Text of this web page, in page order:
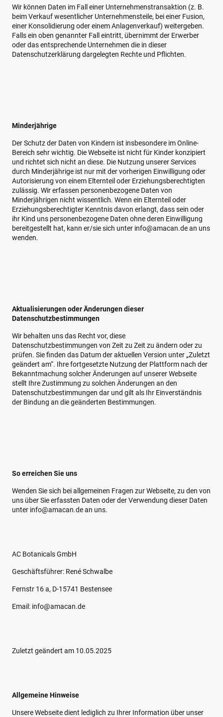
Wir können Daten im Fall einer Unternehmenstransaktion (z. B.
beim Verkauf wesentlicher Unternehmensteile, bei einer Fusion,
einer Konsolidierung oder einem Anlagenverkauf) weitergeben.
Falls ein oben genannter Fall eintritt, übernimmt der Erwerber
oder das entsprechende Unternehmen die in dieser
Datenschutzerklärung dargelegten Rechte und Pflichten.
Minderjährige
Der Schutz der Daten von Kindern ist insbesondere im Online-
Bereich sehr wichtig. Die Webseite ist nicht für Kinder konzipiert
und richtet sich nicht an diese. Die Nutzung unserer Services
durch Minderjährige ist nur mit der vorherigen Einwilligung oder
Autorisierung von einem Elternteil oder Erziehungsberechtigten
zulässig. Wir erfassen personenbezogene Daten von
Minderjährigen nicht wissentlich. Wenn ein Elternteil oder
Erziehungsberechtigter Kenntnis davon erlangt, dass sein oder
ihr Kind uns personenbezogene Daten ohne deren Einwilligung
bereitgestellt hat, kann er/sie sich unter info@amacan.de an uns
wenden.
Aktualisierungen oder Änderungen dieser
Datenschutzbestimmungen
Wir behalten uns das Recht vor, diese
Datenschutzbestimmungen von Zeit zu Zeit zu ändern oder zu
prüfen. Sie finden das Datum der aktuellen Version unter „Zuletzt
geändert am“. Ihre fortgesetzte Nutzung der Plattform nach der
Bekanntmachung solcher Änderungen auf unserer Webseite
stellt Ihre Zustimmung zu solchen Änderungen an den
Datenschutzbestimmungen dar und gilt als Ihr Einverständnis
der Bindung an die geänderten Bestimmungen.
So erreichen Sie uns
Wenden Sie sich bei allgemeinen Fragen zur Webseite, zu den von
uns über Sie erfassten Daten oder der Verwendung dieser Daten
unter info@amacan.de an uns.
AC Botanicals GmbH
Geschäftsführer: René Schwalbe
Fernstr 16 a, D-15741 Bestensee
Email: info@amacan.de
Zuletzt geändert am 10.05.2025
Allgemeine Hinweise
Unsere Webseite dient lediglich zu Ihrer Information über unser